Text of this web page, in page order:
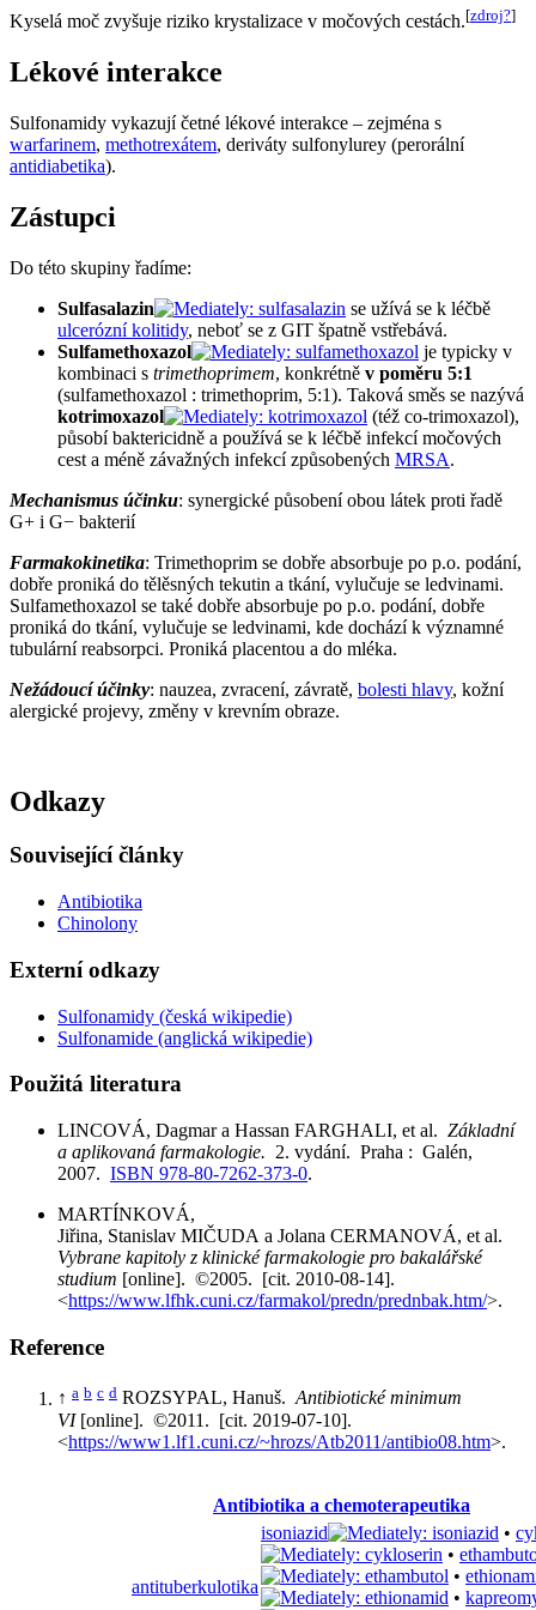
Kyselá moč zvyšuje riziko krystalizace v močových cestách.[zdroj?]
Lékové interakce
Sulfonamidy vykazují četné lékové interakce – zejména s
warfarinem, methotrexátem, deriváty sulfonylurey (perorální
antidiabetika).
Zástupci
Do této skupiny řadíme:
Sulfasalazin
se užívá se k léčbě
ulcerózní kolitidy, neboť se z GIT špatně vstřebává.
Sulfamethoxazol
je typicky v
kombinaci s trimethoprimem, konkrétně v poměru 5:1
(sulfamethoxazol : trimethoprim, 5:1). Taková směs se nazývá
kotrimoxazol
(též co-trimoxazol),
působí baktericidně a používá se k léčbě infekcí močových
cest a méně závažných infekcí způsobených MRSA.
Mechanismus účinku: synergické působení obou látek proti řadě
G+ i G− bakterií
Farmakokinetika: Trimethoprim se dobře absorbuje po p.o. podání,
dobře proniká do tělěsných tekutin a tkání, vylučuje se ledvinami.
Sulfamethoxazol se také dobře absorbuje po p.o. podání, dobře
proniká do tkání, vylučuje se ledvinami, kde dochází k významné
tubulární reabsorpci. Proniká placentou a do mléka.
Nežádoucí účinky: nauzea, zvracení, závratě, bolesti hlavy, kožní
alergické projevy, změny v krevním obraze.
Odkazy
Související články
Antibiotika
Chinolony
Externí odkazy
Sulfonamidy (česká wikipedie)
Sulfonamide (anglická wikipedie)
Použitá literatura
LINCOVÁ, Dagmar a Hassan FARGHALI, et al. Základní
a aplikovaná farmakologie. 2. vydání. Praha : Galén,
2007. ISBN 978-80-7262-373-0.
MARTÍNKOVÁ,
Jiřina, Stanislav MIČUDA a Jolana CERMANOVÁ, et al.
Vybrane kapitoly z klinické farmakologie pro bakalářské
studium [online]. ©2005. [cit. 2010-08-14].
<https://www.lfhk.cuni.cz/farmakol/predn/prednbak.htm/>.
Reference
↑ a b c d ROZSYPAL, Hanuš.Antibiotické minimum
VI[online]. ©2011. [cit. 2019-07-10].
<https://www1.lf1.cuni.cz/~hrozs/Atb2011/antibio08.htm>.
Antibiotika a chemoterapeutika
antituberkulotika
isoniazid •
•
•
•